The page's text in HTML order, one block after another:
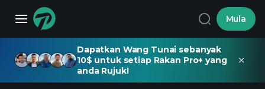
Mula
Dapatkan Wang Tunai sebanyak
10$ untuk setiap Rakan Pro+ yang
anda Rujuk!